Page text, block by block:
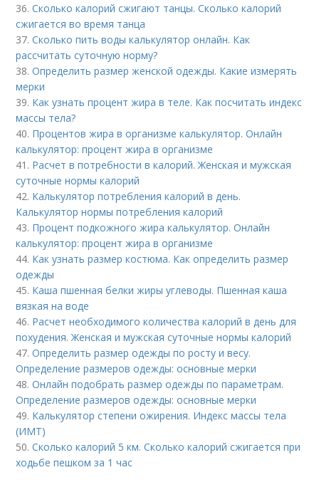
36.Сколько калорий сжигают танцы. Сколько калорий
сжигается во время танца
37.Сколько пить воды калькулятор онлайн. Как
рассчитать суточную норму?
38.Определить размер женской одежды. Какие измерять
мерки
39. Как узнать процент жира в теле. Как посчитать индекс
массы тела?
40. Процентов жира в организме калькулятор. Онлайн
калькулятор: процент жира в организме
41. Расчет в потребности в калорий. Женская и мужская
суточные нормы калорий
42. Калькулятор потребления калорий в день.
Калькулятор нормы потребления калорий
43. Процент подкожного жира калькулятор. Онлайн
калькулятор: процент жира в организме
44. Как узнать размер костюма. Как определить размер
одежды
45. Каша пшенная белки жиры углеводы. Пшенная каша
вязкая на воде
46. Расчет необходимого количества калорий в день для
похудения. Женская и мужская суточные нормы калорий
47.Определить размер одежды по росту и весу.
Определение размеров одежды: основные мерки
48.Онлайн подобрать размер одежды по параметрам.
Определение размеров одежды: основные мерки
49. Калькулятор степени ожирения. Индекс массы тела
(ИМТ)
50.Сколько калорий 5 км. Сколько калорий сжигается при
ходьбе пешком за 1 час